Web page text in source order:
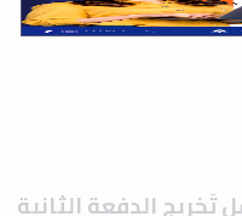
تَخريج الدفعة الثانية